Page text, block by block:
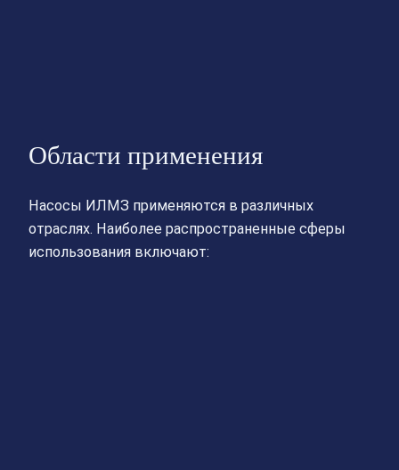
Области применения
Насосы ИЛМЗ применяются в различных
отраслях. Наиболее распространенные сферы
использования включают: